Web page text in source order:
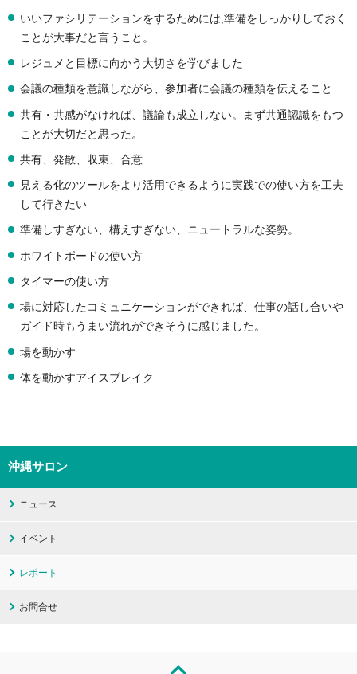
いいファシリテーションをするためには,準備をしっかりしておく
ことが大事だと言うこと。
レジュメと目標に向かう大切さを学びました
会議の種類を意識しながら、参加者に会議の種類を伝えること
共有・共感がなければ、議論も成立しない。まず共通認識をもつ
ことが大切だと思った。
共有、発散、収束、合意
見える化のツールをより活用できるように実践での使い方を工夫
して行きたい
準備しすぎない、構えすぎない、ニュートラルな姿勢。
ホワイトボードの使い方
タイマーの使い方
場に対応したコミュニケーションができれば、仕事の話し合いや
ガイド時もうまい流れができそうに感じました。
場を動かす
体を動かすアイスブレイク
沖縄サロン
ニュース
イベント
レポート
お問合せ